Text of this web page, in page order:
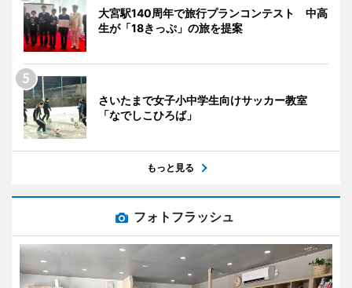
大宮駅140周年で旅行プランコンテスト 中高
生が「18きっぷ」の旅を提案
さいたまで女子小中学生向けサッカー教室
「なでしこひろば」
もっと見る
フォトフラッシュ